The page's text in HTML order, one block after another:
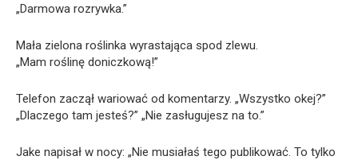
„Darmowa rozrywka.”
Mała zielona roślinka wyrastająca spod zlewu.
„Mam roślinę doniczkową!”
Telefon zaczął wariować od komentarzy. „Wszystko okej?”
„Dlaczego tam jesteś?” „Nie zasługujesz na to.”
Jake napisał w nocy: „Nie musiałaś tego publikować. To tylko